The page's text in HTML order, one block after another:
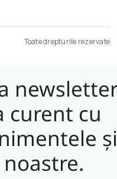
Toate drepturile rezervate
curent cu
și